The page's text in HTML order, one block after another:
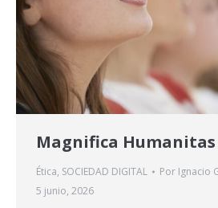
Magnifica Humanitas
Ética, SOCIEDAD DIGITAL Por Ignacio
5 junio, 2026